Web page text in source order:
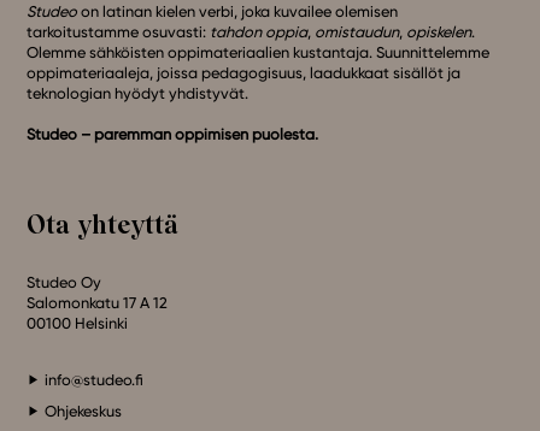
Studeo on latinan kielen verbi, joka kuvailee olemisen
tarkoitustamme osuvasti: tahdon oppia, omistaudun, opiskelen.
Olemme sähköisten oppimateriaalien kustantaja. Suunnittelemme
oppimateriaaleja, joissa pedagogisuus, laadukkaat sisällöt ja
teknologian hyödyt yhdistyvät.
Studeo – paremman oppimisen puolesta.
Ota yhteyttä
Studeo Oy
Salomonkatu 17 A 12
00100 Helsinki
info@studeo.fi
Ohjekeskus